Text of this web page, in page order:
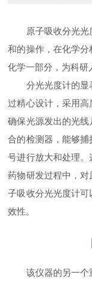
原子吸收分光光
和的操作，在化学
化学一部分，为科研
分光光度计的显
过精心设计，采用高
确保光源发出的光
合的检测器，能够
号进行放大和处理
药物研发过程中，
子吸收分光光度计
效性。
该仪器的另一个